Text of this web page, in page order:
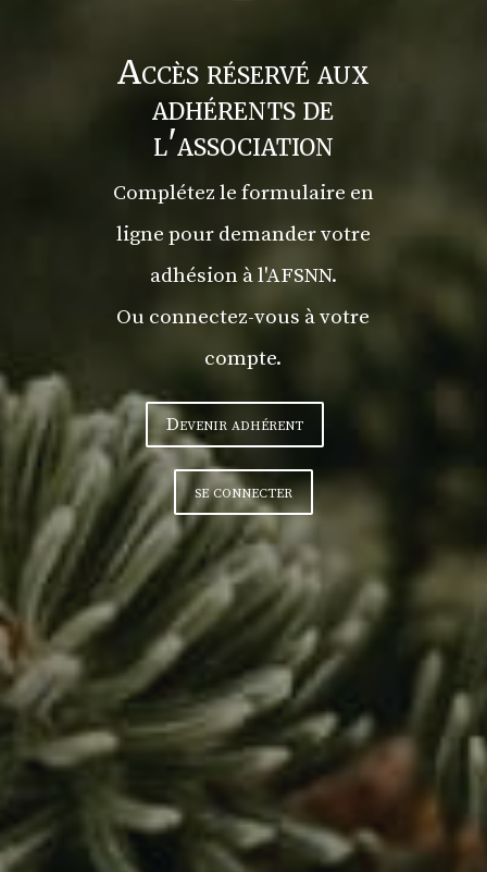
Accès réservé aux
adhérents de
l'association
Complétez le formulaire en
ligne pour demander votre
adhésion à l'AFSNN.
Ou connectez-vous à votre
compte.
Devenir adhérent
se connecter